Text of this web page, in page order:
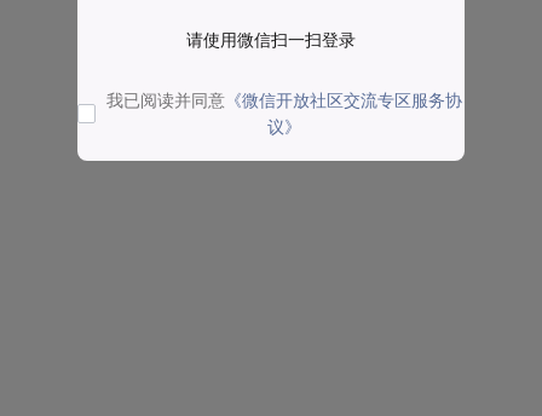
请使用微信扫一扫登录
我已阅读并同意 《微信开放社区交流专区服务协
议》